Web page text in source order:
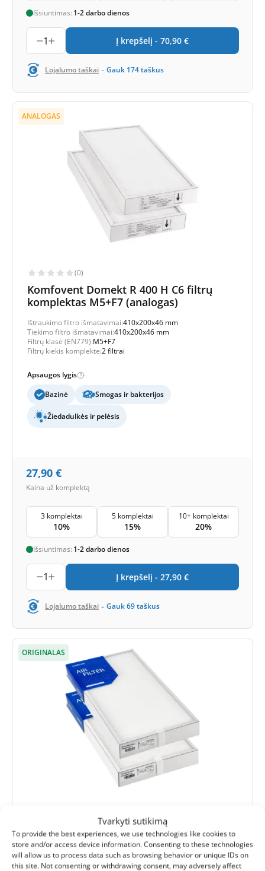
Tvarkyti sutikimą
To provide the best experiences, we use technologies like cookies to
store and/or access device information. Consenting to these technologies
will allow us to process data such as browsing behavior or unique IDs on
this site. Not consenting or withdrawing consent, may adversely affect
Išsiuntimas: 1-2 darbo dienos
1 Į krepšelį - 70,90 €
Lojalumo taškai - Gauk 174taškus
ANALOGAS
(0)
Komfovent Domekt R 400 H C6 filtrų
komplektas M5+F7 (analogas)
Ištraukimo filtro išmatavimai:410x200x46 mm
Tiekimo filtro išmatavimai:410x200x46 mm
Filtrų klasė (EN779):M5+F7
Filtrų kiekis komplekte:2 filtrai
Apsaugos lygis
Bazinė
Smogas ir bakterijos
Žiedadulkės ir pelėsis
27,90 €
Kaina už komplektą
3 komplektai
10%
5 komplektai
15%
10+ komplektai
20%
Išsiuntimas: 1-2 darbo dienos
1 Į krepšelį - 27,90 €
Lojalumo taškai - Gauk69taškus
ORIGINALAS
Komfovent Domekt R 450 V C6 filtrų
komplektas M5+F7 (originalas)
Ištraukimo filtro išmatavimai:470x240x46 mm
Tiekimo filtro išmatavimai:470x240x46 mm